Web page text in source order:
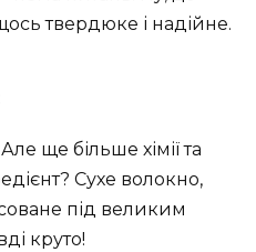
твердюке і надійне.
ще більше хімії та
Сухе волокно,
під великим
круто!